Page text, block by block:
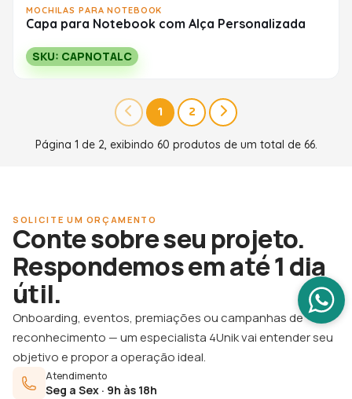
MOCHILAS PARA NOTEBOOK
Capa para Notebook com Alça Personalizada
SKU: CAPNOTALC
1 2
Página 1 de 2, exibindo 60 produtos de um total de 66.
SOLICITE UM ORÇAMENTO
Conte sobre seu projeto.
Respondemos em até 1 dia
útil.
Onboarding, eventos, premiações ou campanhas de
reconhecimento — um especialista 4Unik vai entender seu
objetivo e propor a operação ideal.
Atendimento
Seg a Sex · 9h às 18h